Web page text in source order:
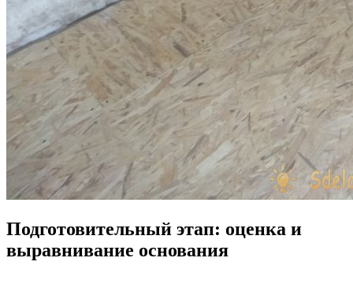
Подготовительный этап: оценка и
выравнивание основания